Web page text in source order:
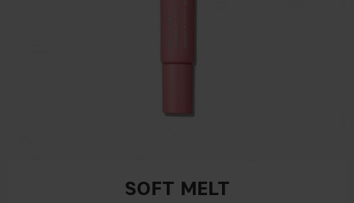
SOFT MELT